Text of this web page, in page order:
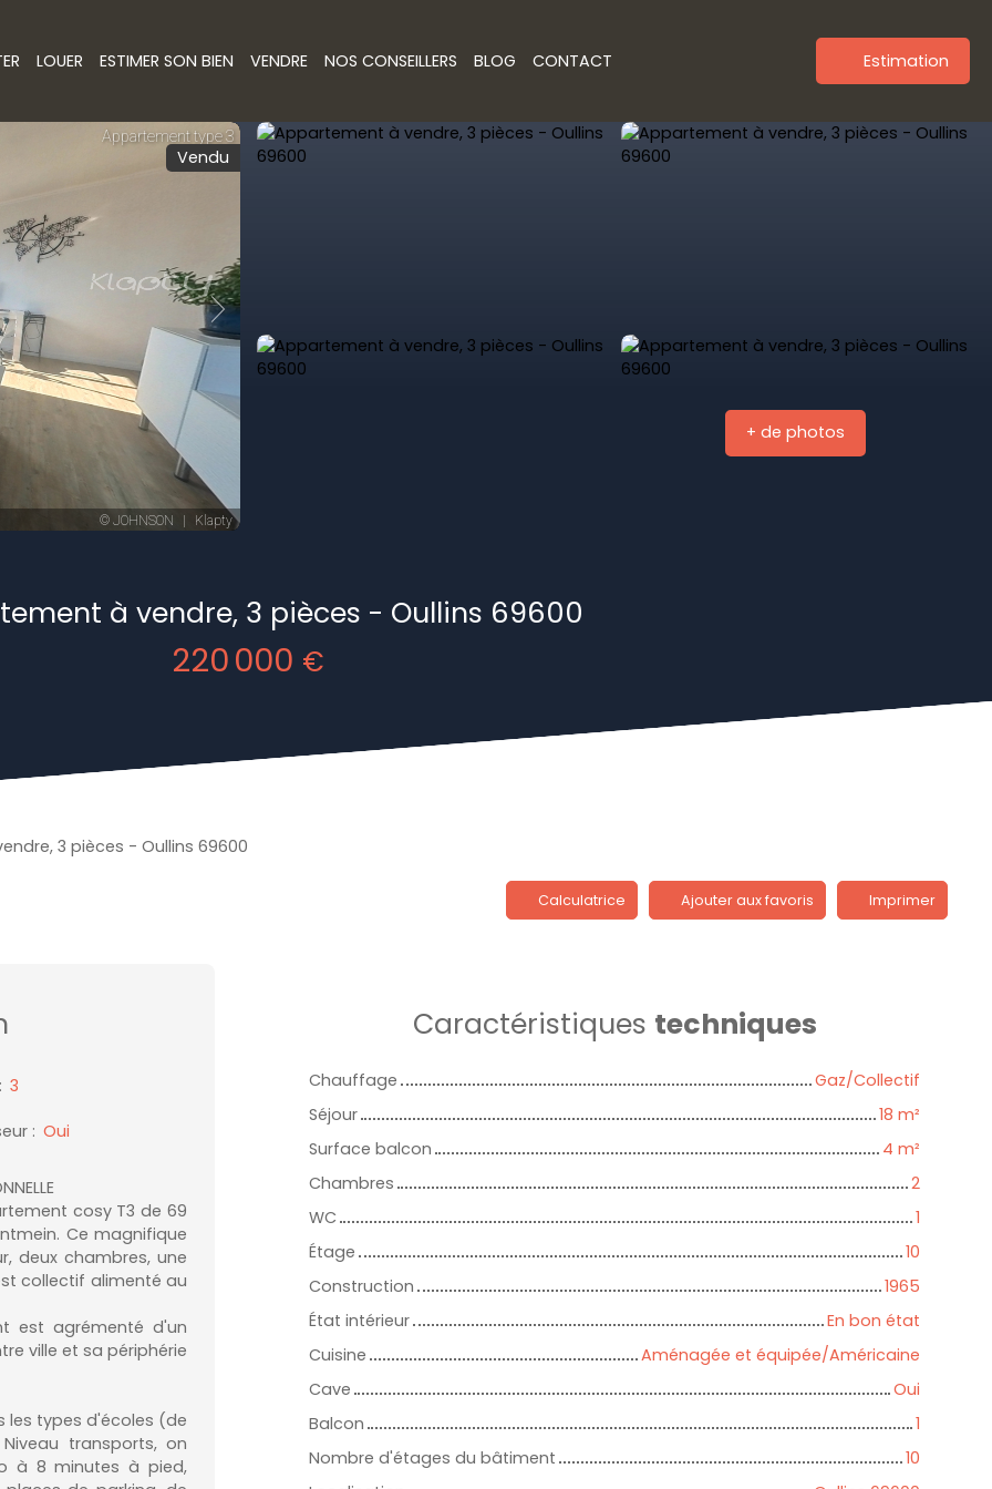
LOUER ESTIMER SON BIEN VENDRE NOS CONSEILLERS BLOG CONTACT Estimation
Vendu
+ de photos
à vendre, 3 pièces - Oullins 69600
220 000 €
3 pièces - Oullins 69600
Calculatrice Ajouter aux favoris Imprimer
3
: Oui
cosy T3 de 69
Ce magnifique
deux chambres, une
collectif alimenté au
est agrémenté d'un
ville et sa périphérie
les types d'écoles (de
transports, on
à 8 minutes à pied,
Caractéristiques techniques
Chauffage
Gaz/Collectif
Séjour
18 m²
Surface balcon
4 m²
Chambres
2
WC
1
Étage
10
Construction
1965
État intérieur
En bon état
Cuisine
Aménagée et équipée/Américaine
Cave
Oui
Balcon
1
Nombre d'étages du bâtiment
10